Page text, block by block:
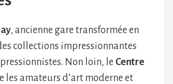
, ancienne gare transformée en
collections impressionnantes
Non loin, le Centre
les amateurs d’art moderne et